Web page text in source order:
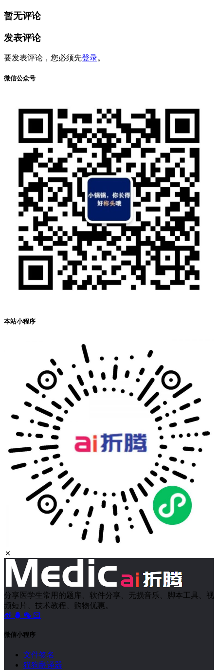
暂无评论
发表评论
要发表评论，您必须先登录。
微信公众号
本站小程序
分享医学生常用的题库、软件分享、无损音乐、脚本工具、视
频短片、技术教程、购物优惠。
微信小程序
文件签名
猫狗翻译器